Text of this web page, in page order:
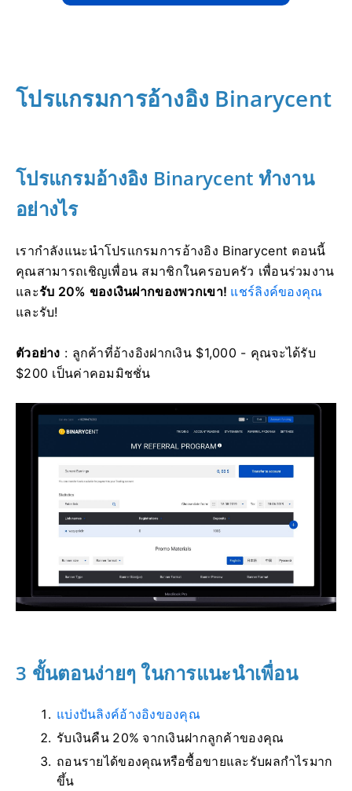
โปรแกรมการอ้างอิง Binarycent
โปรแกรมอ้างอิง Binarycent ทำงาน
อย่างไร
เรากำลังแนะนำโปรแกรมการอ้างอิง Binarycent ตอนนี้
คุณสามารถเชิญเพื่อน สมาชิกในครอบครัว เพื่อนร่วมงาน
และรับ 20% ของเงินฝากของพวกเขา! แชร์ลิงค์ของคุณ
และรับ!
ตัวอย่าง : ลูกค้าที่อ้างอิงฝากเงิน $1,000 - คุณจะได้รับ
$200 เป็นค่าคอมมิชชั่น
3 ขั้นตอนง่ายๆ ในการแนะนำเพื่อน
แบ่งปันลิงค์อ้างอิงของคุณ
รับเงินคืน 20% จากเงินฝากลูกค้าของคุณ
ถอนรายได้ของคุณหรือซื้อขายและรับผลกำไรมาก
ขึ้น